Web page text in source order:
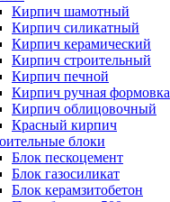
Кирпич шамотный
Кирпич силикатный
Кирпич керамический
Кирпич строительный
Кирпич печной
Кирпич ручная формовка
Кирпич облицовочный
Красный кирпич
блоки
Блок пескоцемент
Блок газосиликат
Блок керамзитобетон